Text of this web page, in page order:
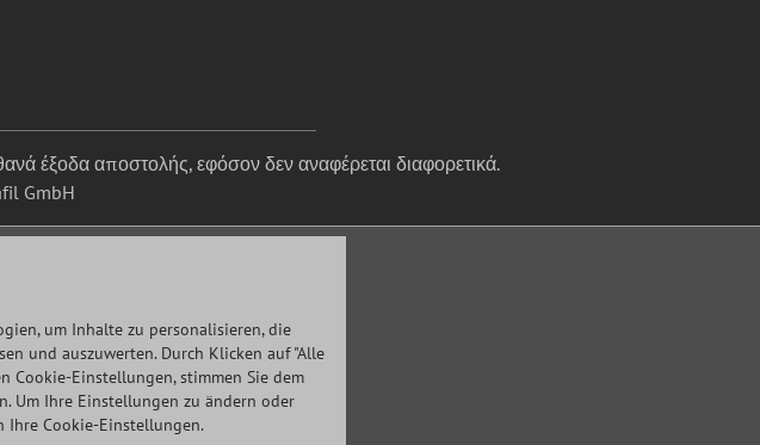
έξοδα αποστολής, εφόσον δεν αναφέρεται διαφορετικά.
GmbH
um Inhalte zu personalisieren, die
und auszuwerten. Durch Klicken auf "Alle
Cookie-Einstellungen, stimmen Sie dem
Um Ihre Einstellungen zu ändern oder
Ihre Cookie-Einstellungen.